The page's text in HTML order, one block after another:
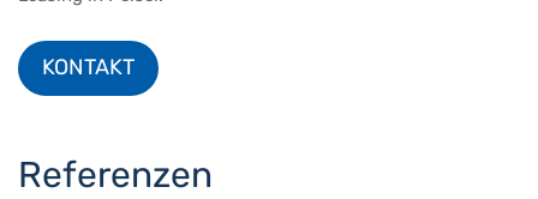
KONTAKT
Referenzen